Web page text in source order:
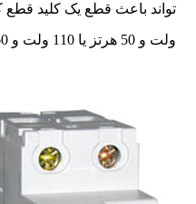
ولت و 50 هرتز یا 110 ولت و 60 هرتز سری می باشد.